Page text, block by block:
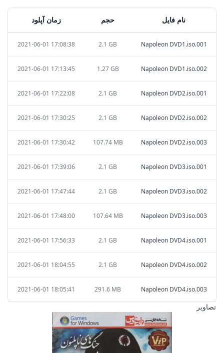
نام فایل حجم زمان آپلود
Napoleon DVD1.iso.001
2.1 GB
2021-06-01 17:08:38
Napoleon DVD1.iso.002
1.27 GB
2021-06-01 17:13:45
Napoleon DVD2.iso.001
2.1 GB
2021-06-01 17:22:08
Napoleon DVD2.iso.002
2.1 GB
2021-06-01 17:30:25
Napoleon DVD2.iso.003
107.74 MB
2021-06-01 17:30:42
Napoleon DVD3.iso.001
2.1 GB
2021-06-01 17:39:06
Napoleon DVD3.iso.002
2.1 GB
2021-06-01 17:47:44
Napoleon DVD3.iso.003
107.64 MB
2021-06-01 17:48:00
Napoleon DVD4.iso.001
2.1 GB
2021-06-01 17:56:33
Napoleon DVD4.iso.002
2.1 GB
2021-06-01 18:04:55
Napoleon DVD4.iso.003
291.6 MB
2021-06-01 18:05:41
تصاویر